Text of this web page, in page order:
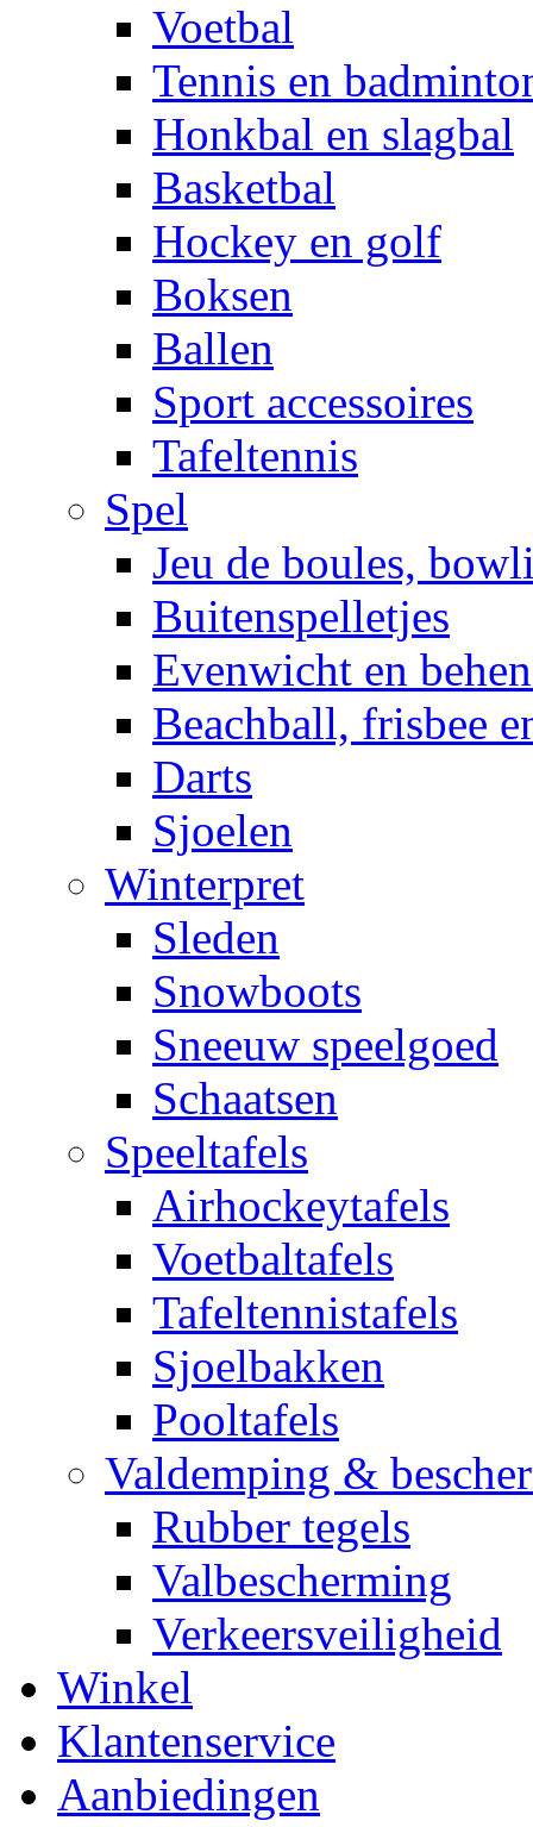
Voetbal
Tennis en
Honkbal en slagbal
Basketbal
Hockey en golf
Boksen
Ballen
Sport accessoires
Tafeltennis
Spel
Jeu de boules,
Buitenspelletjes
Evenwicht en
Beachball, frisbee
Darts
Sjoelen
Winterpret
Sleden
Snowboots
Sneeuw speelgoed
Schaatsen
Speeltafels
Airhockeytafels
Voetbaltafels
Tafeltennistafels
Sjoelbakken
Pooltafels
Valdemping &
Rubber tegels
Valbescherming
Verkeersveiligheid
Winkel
Klantenservice
Aanbiedingen